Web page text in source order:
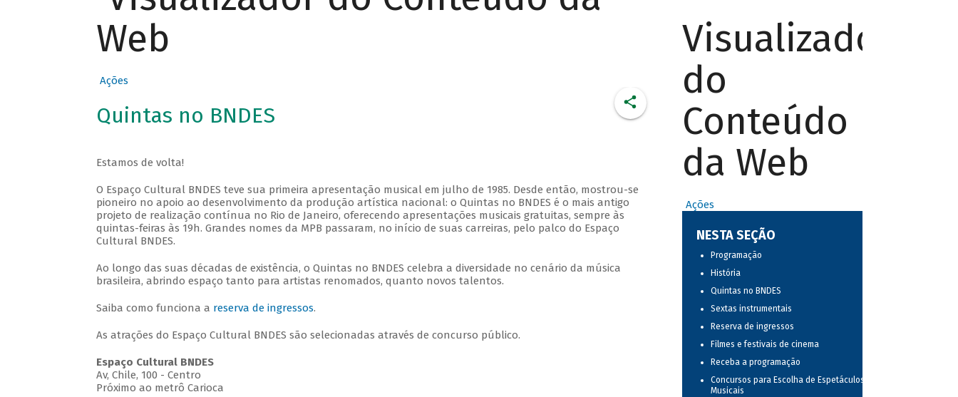
Web
Ações
Quintas no BNDES
Estamos de volta!
O Espaço Cultural BNDES teve sua primeira apresentação musical em julho de 1985. Desde então, mostrou-se
pioneiro no apoio ao desenvolvimento da produção artística nacional: o Quintas no BNDES é o mais antigo
projeto de realização contínua no Rio de Janeiro, oferecendo apresentações musicais gratuitas, sempre às
quintas-feiras às 19h. Grandes nomes da MPB passaram, no início de suas carreiras, pelo palco do Espaço
Cultural BNDES.
Ao longo das suas décadas de existência, o Quintas no BNDES celebra a diversidade no cenário da música
brasileira, abrindo espaço tanto para artistas renomados, quanto novos talentos.
Saiba como funciona a reserva de ingressos.
As atrações do Espaço Cultural BNDES são selecionadas através de concurso público.
Espaço Cultural BNDES
Av, Chile, 100 - Centro
Próximo ao metrô Carioca
Visualizador
do
Conteúdo
da Web
Ações
NESTA SEÇÃO
Programação
História
Quintas no BNDES
Sextas instrumentais
Reserva de ingressos
Filmes e festivais de cinema
Receba a programação
Concursos para Escolha de Espetáculos
Musicais